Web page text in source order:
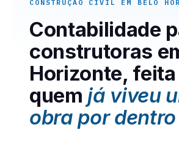
CONSTRUÇÃO CIVIL EM BELO
Contabilidade
construtoras
Horizonte,
quem já viveu
obra por dentro